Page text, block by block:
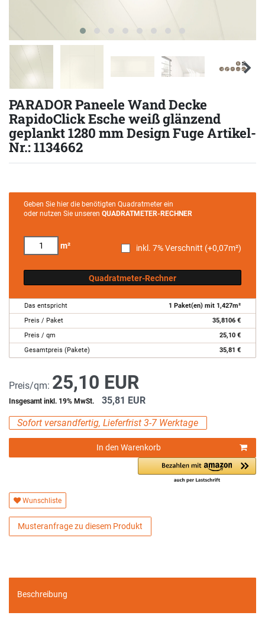
PARADOR Paneele Wand Decke
RapidoClick Esche weiß glänzend
geplankt 1280 mm Design Fuge Artikel-
Nr.: 1134662
Geben Sie hier die benötigten Quadratmeter ein
oder nutzen Sie unseren QUADRATMETER-RECHNER
m² inkl. 7% Verschnitt (+0,07m²)
Quadratmeter-Rechner
Das entspricht 1 Paket(en) mit 1,427m²
Preis / Paket
35,8106 €
Preis / qm
25,10 €
Gesamtpreis (Pakete)
35,81 €
Preis/qm: 25,10 EUR
Insgesamt inkl. 19% MwSt. 35,81 EUR
Sofort versandfertig, Lieferfrist 3-7 Werktage
In den Warenkorb
Wunschliste
Musteranfrage zu diesem Produkt
Beschreibung